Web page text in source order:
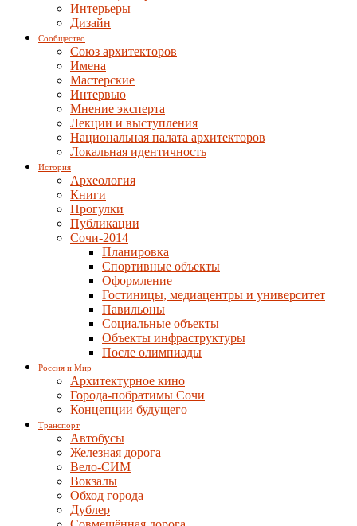
Интерьеры
Дизайн
Сообщество
Союз архитекторов
Имена
Мастерские
Интервью
Мнение эксперта
Лекции и выступления
Национальная палата архитекторов
Локальная идентичность
История
Археология
Книги
Прогулки
Публикации
Сочи-2014
Планировка
Спортивные объекты
Оформление
Гостиницы, медиацентры и университет
Павильоны
Социальные объекты
Объекты инфраструктуры
После олимпиады
Россия и Мир
Архитектурное кино
Города-побратимы Сочи
Концепции будущего
Транспорт
Автобусы
Железная дорога
Вело-СИМ
Вокзалы
Обход города
Дублер